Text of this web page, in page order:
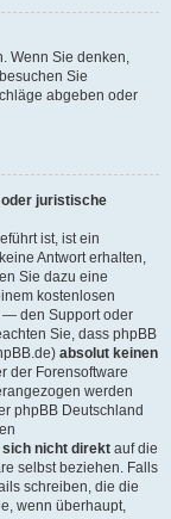
Wenn Sie denken,
Sie
abgeben oder
juristische
ist, ist ein
Antwort erhalten,
Sie dazu eine
kostenlosen
— den Support oder
Sie, dass phpBB
absolut keinen
der Forensoftware
werden
phpBB Deutschland
sich nicht direkt auf die
selbst beziehen. Falls
schreiben, die die
wenn überhaupt,